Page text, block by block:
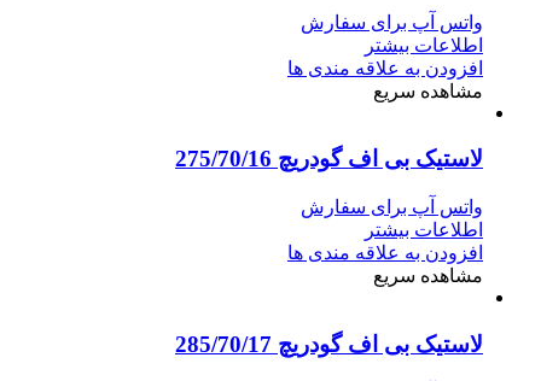
واتس آپ برای سفارش
اطلاعات بیشتر
افزودن به علاقه مندی ها
مشاهده سریع
لاستیک بی اف گودریچ 275/70/16
واتس آپ برای سفارش
اطلاعات بیشتر
افزودن به علاقه مندی ها
مشاهده سریع
لاستیک بی اف گودریچ 285/70/17